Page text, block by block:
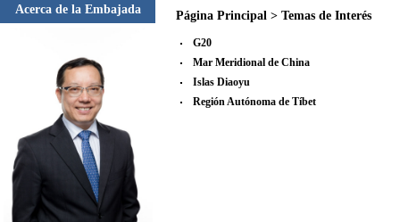
Acerca de la Embajada Página Principal > Temas de Interés
G20
Mar Meridional de China
Islas Diaoyu
Región Autónoma de Tíbet